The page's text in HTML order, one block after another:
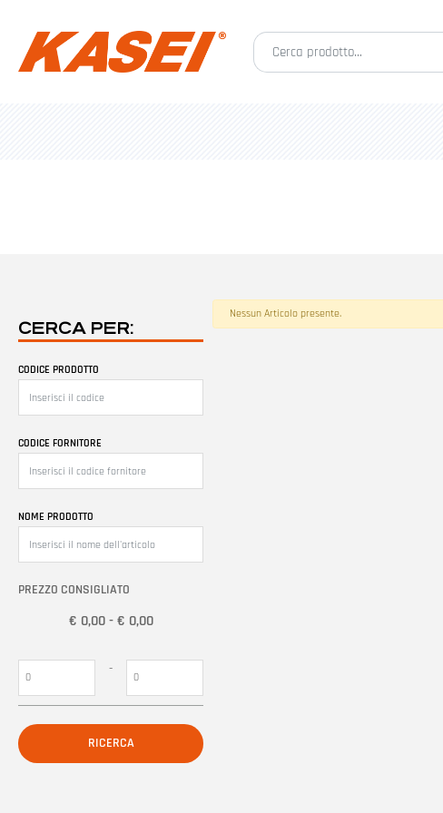
CERCA PER:
CODICE PRODOTTO
CODICE FORNITORE
NOME PRODOTTO
PREZZO CONSIGLIATO
€ 0,00 - € 0,00
-
Nessun Articolo presente.